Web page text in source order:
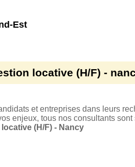
Est
locative (H/F) -
et entreprises dans leurs
enjeux, tous nos consultants
(H/F) - Nancy